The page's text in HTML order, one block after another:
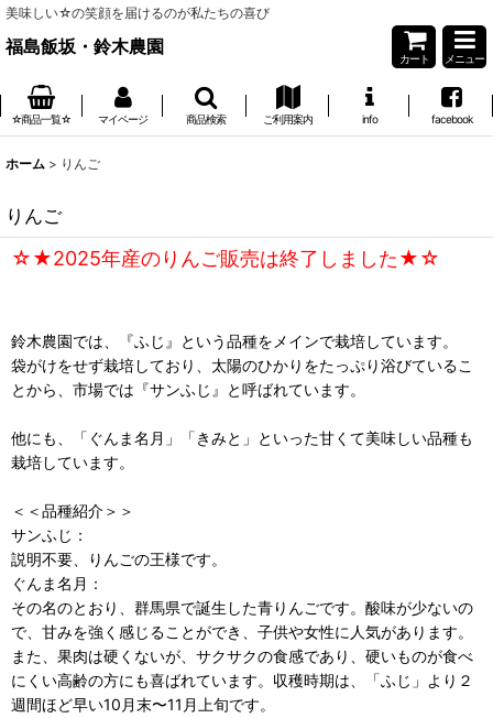
美味しい☆の笑顔を届けるのが私たちの喜び
福島飯坂・鈴木農園
カート メニュー
☆商品一覧☆ マイページ 商品検索 ご利用案内 info facebook
ホーム > りんご
りんご
☆★2025年産のりんご販売は終了しました★☆
鈴木農園では、『ふじ』という品種をメインで栽培しています。
袋がけをせず栽培しており、太陽のひかりをたっぷり浴びているこ
とから、市場では『サンふじ』と呼ばれています。
他にも、「ぐんま名月」「きみと」といった甘くて美味しい品種も
栽培しています。
＜＜品種紹介＞＞
サンふじ：
説明不要、りんごの王様です。
ぐんま名月：
その名のとおり、群馬県で誕生した青りんごです。酸味が少ないの
で、甘みを強く感じることができ、子供や女性に人気があります。
また、果肉は硬くないが、サクサクの食感であり、硬いものが食べ
にくい高齢の方にも喜ばれています。収穫時期は、「ふじ」より２
週間ほど早い10月末〜11月上旬です。